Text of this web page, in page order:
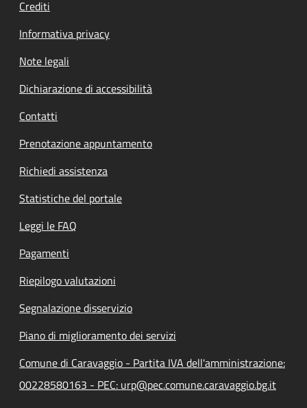
Crediti
Informativa privacy
Note legali
Dichiarazione di accessibilità
Contatti
Prenotazione appuntamento
Richiedi assistenza
Statistiche del portale
Leggi le FAQ
Pagamenti
Riepilogo valutazioni
Segnalazione disservizio
Piano di miglioramento dei servizi
Comune di Caravaggio - Partita IVA dell'amministrazione:
00228580163 - PEC: urp@pec.comune.caravaggio.bg.it